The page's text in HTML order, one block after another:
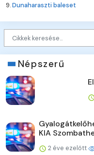
9.Dunaharaszti baleset
Népszerű
KIA
2 éve ezelőtt